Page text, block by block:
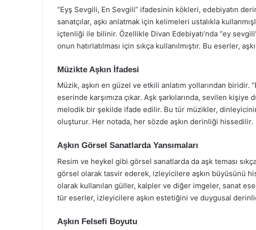
“Eyş Sevgili, En Sevgili” ifadesinin kökleri, edebiyatın
sanatçılar, aşkı anlatmak için kelimeleri ustalıkla
içtenliği ile bilinir. Özellikle Divan Edebiyatı’nda “ey
onun hatırlatılması için sıkça kullanılmıştır. Bu eserler,
Müzikte Aşkın İfadesi
Müzik, aşkın en güzel ve etkili anlatım yollarından biridir.
eserinde karşımıza çıkar. Aşk şarkılarında, sevilen kişiye
melodik bir şekilde ifade edilir. Bu tür müzikler,
oluşturur. Her notada, her sözde aşkın derinliği hissedilir.
Aşkın Görsel Sanatlarda Yansımaları
Resim ve heykel gibi görsel sanatlarda da aşk teması
görsel olarak tasvir ederek, izleyicilere aşkın büyüsünü
olarak kullanılan güller, kalpler ve diğer imgeler, sanat
tür eserler, izleyicilere aşkın estetiğini ve duygusal
Aşkın Felsefi Boyutu